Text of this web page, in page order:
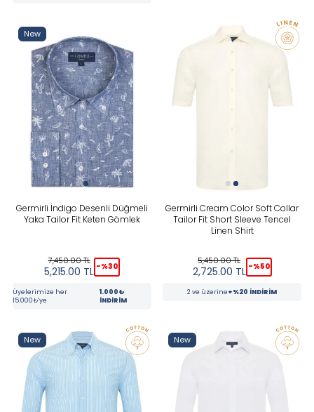
New
Germirli İndigo Desenli Düğmeli
Yaka Tailor Fit Keten Gömlek
7,450.00TL
5,215.00 TL -%30
Üyelerimize her
15.000₺'ye
1.000₺
İNDİRİM
Germirli Cream Color Soft Collar
Tailor Fit Short Sleeve Tencel
Linen Shirt
5,450.00TL
2,725.00 TL -%50
2 ve üzerine+%20 İNDİRİM
New New